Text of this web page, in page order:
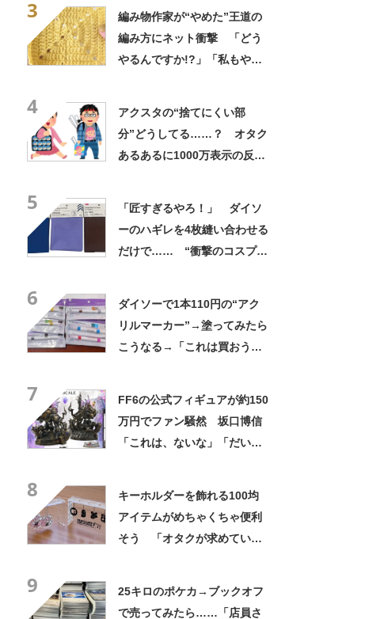
3
編み物作家が“やめた”王道の
編み方にネット衝撃 「どう
やるんですか!?」「私もやめ
4
アクスタの“捨てにくい部
分”どうしてる……？ オタク
あるあるに1000万表示の反
5
「匠すぎるやろ！」 ダイソ
ーのハギレを4枚縫い合わせる
だけで…… “衝撃のコスプレ
6
ダイソーで1本110円の“アク
リルマーカー”→塗ってみたら
こうなる→「これは買おう」
7
FF6の公式フィギュアが約150
万円でファン騒然 坂口博信
「これは、ないな」「だいじ
8
キーホルダーを飾れる100均
アイテムがめちゃくちゃ便利
そう 「オタクが求めていた
9
25キロのポケカ→ブックオフ
で売ってみたら……「店員さ